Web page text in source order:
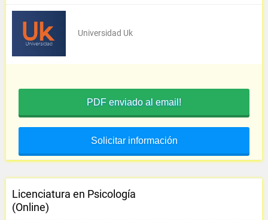
Universidad Uk
PDF enviado al email!
Solicitar información
Licenciatura en Psicología
(Online)